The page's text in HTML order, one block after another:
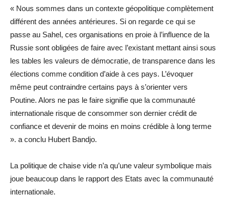
« Nous sommes dans un contexte géopolitique complètement
différent des années antérieures. Si on regarde ce qui se
passe au Sahel, ces organisations en proie à l’influence de la
Russie sont obligées de faire avec l’existant mettant ainsi sous
les tables les valeurs de démocratie, de transparence dans les
élections comme condition d’aide à ces pays. L’évoquer
même peut contraindre certains pays à s’orienter vers
Poutine. Alors ne pas le faire signifie que la communauté
internationale risque de consommer son dernier crédit de
confiance et devenir de moins en moins crédible à long terme
». a conclu Hubert Bandjo.
La politique de chaise vide n’a qu’une valeur symbolique mais
joue beaucoup dans le rapport des Etats avec la communauté
internationale.